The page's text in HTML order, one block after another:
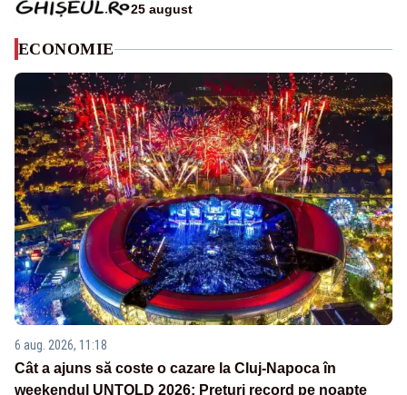
25 august
ECONOMIE
6 aug. 2026, 11:18
Cât a ajuns să coste o cazare la Cluj-Napoca în
weekendul UNTOLD 2026: Prețuri record pe noapte